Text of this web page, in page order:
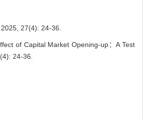
27(4): 24-36.
of Capital Market Opening-up：A Test
24-36.